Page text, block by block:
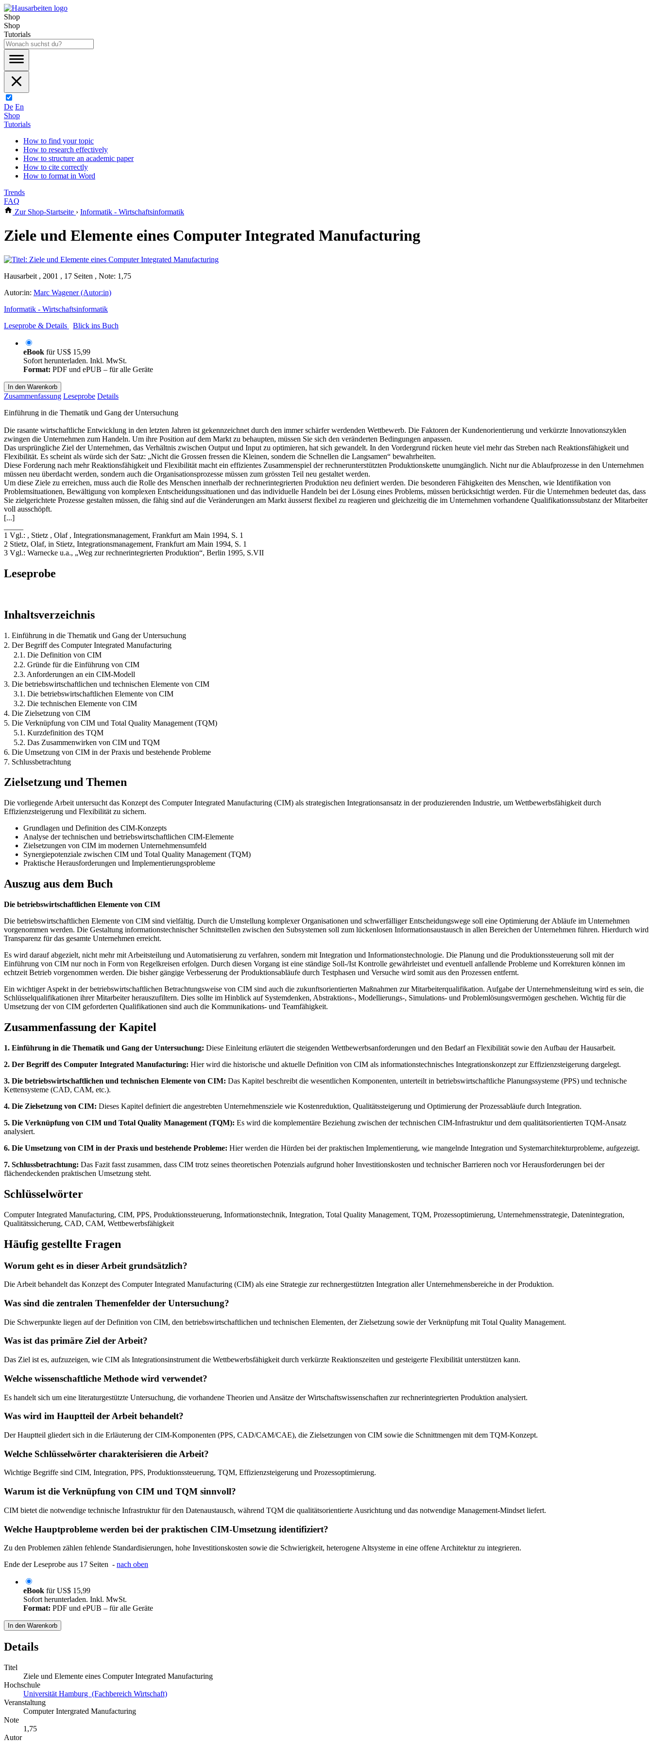
Shop
Shop
Tutorials
De En
Shop
Tutorials
How to find your topic
How to research effectively
How to structure an academic paper
How to cite correctly
How to format in Word
Trends
FAQ
Zur Shop-Startseite › Informatik - Wirtschaftsinformatik
Ziele und Elemente eines Computer Integrated Manufacturing
Hausarbeit , 2001 , 17 Seiten , Note: 1,75
Autor:in: Marc Wagener (Autor:in)
Informatik - Wirtschaftsinformatik
Leseprobe & Details
Blick ins Buch
eBook fürUS$ 15,99
Sofort herunterladen. Inkl. MwSt.
Format: PDF und ePUB – für alle Geräte
In den Warenkorb
Zusammenfassung Leseprobe Details
Einführung in die Thematik und Gang der Untersuchung
Die rasante wirtschaftliche Entwicklung in den letzten Jahren ist gekennzeichnet durch den immer schärfer werdenden Wettbewerb. Die Faktoren der Kundenorientierung und verkürzte Innovationszyklen
zwingen die Unternehmen zum Handeln. Um ihre Position auf dem Markt zu behaupten, müssen Sie sich den veränderten Bedingungen anpassen.
Das ursprüngliche Ziel der Unternehmen, das Verhältnis zwischen Output und Input zu optimieren, hat sich gewandelt. In den Vordergrund rücken heute viel mehr das Streben nach Reaktionsfähigkeit und
Flexibilität. Es scheint als würde sich der Satz: „Nicht die Grossen fressen die Kleinen, sondern die Schnellen die Langsamen“ bewahrheiten.
Diese Forderung nach mehr Reaktionsfähigkeit und Flexibilität macht ein effizientes Zusammenspiel der rechnerunterstützten Produktionskette unumgänglich. Nicht nur die Ablaufprozesse in den Unternehmen
müssen neu überdacht werden, sondern auch die Organisationsprozesse müssen zum grössten Teil neu gestaltet werden.
Um diese Ziele zu erreichen, muss auch die Rolle des Menschen innerhalb der rechnerintegrierten Produktion neu definiert werden. Die besonderen Fähigkeiten des Menschen, wie Identifikation von
Problemsituationen, Bewältigung von komplexen Entscheidungssituationen und das individuelle Handeln bei der Lösung eines Problems, müssen berücksichtigt werden. Für die Unternehmen bedeutet das, dass
Sie zielgerichtete Prozesse gestalten müssen, die fähig sind auf die Veränderungen am Markt äusserst flexibel zu reagieren und gleichzeitig die im Unternehmen vorhandene Qualifikationssubstanz der Mitarbeiter
voll ausschöpft.
[...]
1 Vgl.: , Stietz , Olaf , Integrationsmanagement, Frankfurt am Main 1994, S. 1
2 Stietz, Olaf, in Stietz, Integrationsmanagement, Frankfurt am Main 1994, S. 1
3 Vgl.: Warnecke u.a., „Weg zur rechnerintegrierten Produktion“, Berlin 1995, S.VII
Leseprobe
Inhaltsverzeichnis
1. Einführung in die Thematik und Gang der Untersuchung
2. Der Begriff des Computer Integrated Manufacturing
2.1. Die Definition von CIM
2.2. Gründe für die Einführung von CIM
2.3. Anforderungen an ein CIM-Modell
3. Die betriebswirtschaftlichen und technischen Elemente von CIM
3.1. Die betriebswirtschaftlichen Elemente von CIM
3.2. Die technischen Elemente von CIM
4. Die Zielsetzung von CIM
5. Die Verknüpfung von CIM und Total Quality Management (TQM)
5.1. Kurzdefinition des TQM
5.2. Das Zusammenwirken von CIM und TQM
6. Die Umsetzung von CIM in der Praxis und bestehende Probleme
7. Schlussbetrachtung
Zielsetzung und Themen
Die vorliegende Arbeit untersucht das Konzept des Computer Integrated Manufacturing (CIM) als strategischen Integrationsansatz in der produzierenden Industrie, um Wettbewerbsfähigkeit durch
Effizienzsteigerung und Flexibilität zu sichern.
Grundlagen und Definition des CIM-Konzepts
Analyse der technischen und betriebswirtschaftlichen CIM-Elemente
Zielsetzungen von CIM im modernen Unternehmensumfeld
Synergiepotenziale zwischen CIM und Total Quality Management (TQM)
Praktische Herausforderungen und Implementierungsprobleme
Auszug aus dem Buch
Die betriebswirtschaftlichen Elemente von CIM
Die betriebswirtschaftlichen Elemente von CIM sind vielfältig. Durch die Umstellung komplexer Organisationen und schwerfälliger Entscheidungswege soll eine Optimierung der Abläufe im Unternehmen
vorgenommen werden. Die Gestaltung informationstechnischer Schnittstellen zwischen den Subsystemen soll zum lückenlosen Informationsaustausch in allen Bereichen der Unternehmen führen. Hierdurch wird
Transparenz für das gesamte Unternehmen erreicht.
Es wird darauf abgezielt, nicht mehr mit Arbeitsteilung und Automatisierung zu verfahren, sondern mit Integration und Informationstechnologie. Die Planung und die Produktionssteuerung soll mit der
Einführung von CIM nur noch in Form von Regelkreisen erfolgen. Durch diesen Vorgang ist eine ständige Soll-/Ist Kontrolle gewährleistet und eventuell anfallende Probleme und Korrekturen können im
echtzeit Betrieb vorgenommen werden. Die bisher gängige Verbesserung der Produktionsabläufe durch Testphasen und Versuche wird somit aus den Prozessen entfernt.
Ein wichtiger Aspekt in der betriebswirtschaftlichen Betrachtungsweise von CIM sind auch die zukunftsorientierten Maßnahmen zur Mitarbeiterqualifikation. Aufgabe der Unternehmensleitung wird es sein, die
Schlüsselqualifikationen ihrer Mitarbeiter herauszufiltern. Dies sollte im Hinblick auf Systemdenken, Abstraktions-, Modellierungs-, Simulations- und Problemlösungsvermögen geschehen. Wichtig für die
Umsetzung der von CIM geforderten Qualifikationen sind auch die Kommunikations- und Teamfähigkeit.
Zusammenfassung der Kapitel
1. Einführung in die Thematik und Gang der Untersuchung: Diese Einleitung erläutert die steigenden Wettbewerbsanforderungen und den Bedarf an Flexibilität sowie den Aufbau der Hausarbeit.
2. Der Begriff des Computer Integrated Manufacturing: Hier wird die historische und aktuelle Definition von CIM als informationstechnisches Integrationskonzept zur Effizienzsteigerung dargelegt.
3. Die betriebswirtschaftlichen und technischen Elemente von CIM: Das Kapitel beschreibt die wesentlichen Komponenten, unterteilt in betriebswirtschaftliche Planungssysteme (PPS) und technische
Kettensysteme (CAD, CAM, etc.).
4. Die Zielsetzung von CIM: Dieses Kapitel definiert die angestrebten Unternehmensziele wie Kostenreduktion, Qualitätssteigerung und Optimierung der Prozessabläufe durch Integration.
5. Die Verknüpfung von CIM und Total Quality Management (TQM): Es wird die komplementäre Beziehung zwischen der technischen CIM-Infrastruktur und dem qualitätsorientierten TQM-Ansatz
analysiert.
6. Die Umsetzung von CIM in der Praxis und bestehende Probleme: Hier werden die Hürden bei der praktischen Implementierung, wie mangelnde Integration und Systemarchitekturprobleme, aufgezeigt.
7. Schlussbetrachtung: Das Fazit fasst zusammen, dass CIM trotz seines theoretischen Potenzials aufgrund hoher Investitionskosten und technischer Barrieren noch vor Herausforderungen bei der
flächendeckenden praktischen Umsetzung steht.
Schlüsselwörter
Computer Integrated Manufacturing, CIM, PPS, Produktionssteuerung, Informationstechnik, Integration, Total Quality Management, TQM, Prozessoptimierung, Unternehmensstrategie, Datenintegration,
Qualitätssicherung, CAD, CAM, Wettbewerbsfähigkeit
Häufig gestellte Fragen
Worum geht es in dieser Arbeit grundsätzlich?
Die Arbeit behandelt das Konzept des Computer Integrated Manufacturing (CIM) als eine Strategie zur rechnergestützten Integration aller Unternehmensbereiche in der Produktion.
Was sind die zentralen Themenfelder der Untersuchung?
Die Schwerpunkte liegen auf der Definition von CIM, den betriebswirtschaftlichen und technischen Elementen, der Zielsetzung sowie der Verknüpfung mit Total Quality Management.
Was ist das primäre Ziel der Arbeit?
Das Ziel ist es, aufzuzeigen, wie CIM als Integrationsinstrument die Wettbewerbsfähigkeit durch verkürzte Reaktionszeiten und gesteigerte Flexibilität unterstützen kann.
Welche wissenschaftliche Methode wird verwendet?
Es handelt sich um eine literaturgestützte Untersuchung, die vorhandene Theorien und Ansätze der Wirtschaftswissenschaften zur rechnerintegrierten Produktion analysiert.
Was wird im Hauptteil der Arbeit behandelt?
Der Hauptteil gliedert sich in die Erläuterung der CIM-Komponenten (PPS, CAD/CAM/CAE), die Zielsetzungen von CIM sowie die Schnittmengen mit dem TQM-Konzept.
Welche Schlüsselwörter charakterisieren die Arbeit?
Wichtige Begriffe sind CIM, Integration, PPS, Produktionssteuerung, TQM, Effizienzsteigerung und Prozessoptimierung.
Warum ist die Verknüpfung von CIM und TQM sinnvoll?
CIM bietet die notwendige technische Infrastruktur für den Datenaustausch, während TQM die qualitätsorientierte Ausrichtung und das notwendige Management-Mindset liefert.
Welche Hauptprobleme werden bei der praktischen CIM-Umsetzung identifiziert?
Zu den Problemen zählen fehlende Standardisierungen, hohe Investitionskosten sowie die Schwierigkeit, heterogene Altsysteme in eine offene Architektur zu integrieren.
Ende der Leseprobe aus 17 Seiten - nach oben
eBook fürUS$ 15,99
Sofort herunterladen. Inkl. MwSt.
Format: PDF und ePUB – für alle Geräte
In den Warenkorb
Details
Titel
Ziele und Elemente eines Computer Integrated Manufacturing
Hochschule
Universität Hamburg (Fachbereich Wirtschaft)
Veranstaltung
Computer Intergrated Manufacturing
Note
1,75
Autor